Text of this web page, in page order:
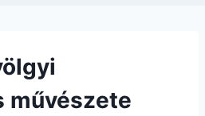
művészete